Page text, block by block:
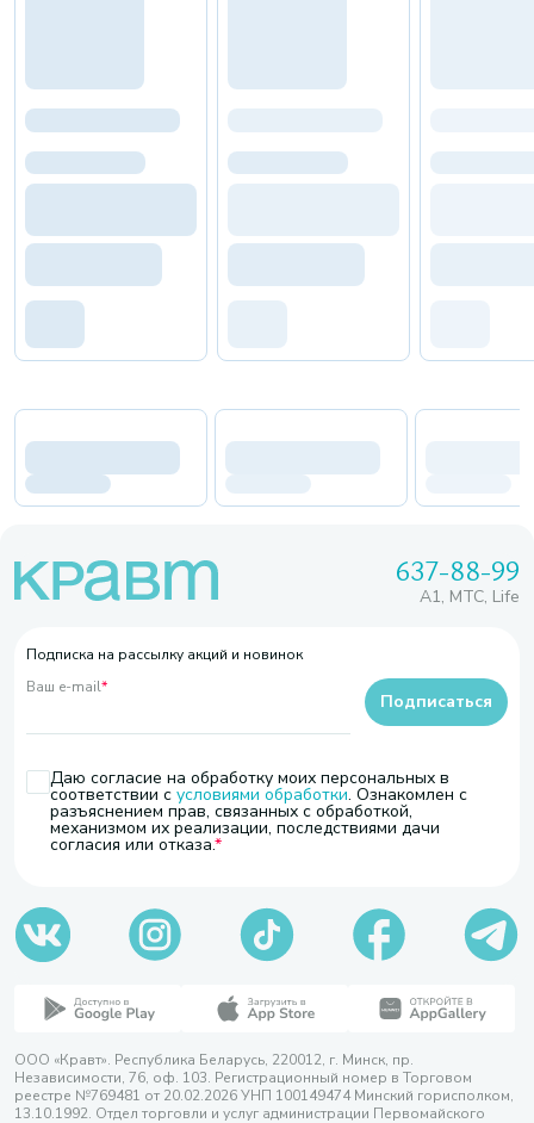
637-88-99
A1, МТС, Life
Подписка на рассылку акций и новинок
Ваш e-mail*
Даю согласие на обработку моих персональных в
соответствии с условиями обработки. Ознакомлен с
разъяснением прав, связанных с обработкой,
механизмом их реализации, последствиями дачи
согласия или отказа.
Подписаться
ООО «Кравт». Республика Беларусь, 220012, г. Минск, пр.
Независимости, 76, оф. 103. Регистрационный номер в Торговом
реестре №769481 от 20.02.2026 УНП 100149474 Минский горисполком,
13.10.1992. Отдел торговли и услуг администрации Первомайского